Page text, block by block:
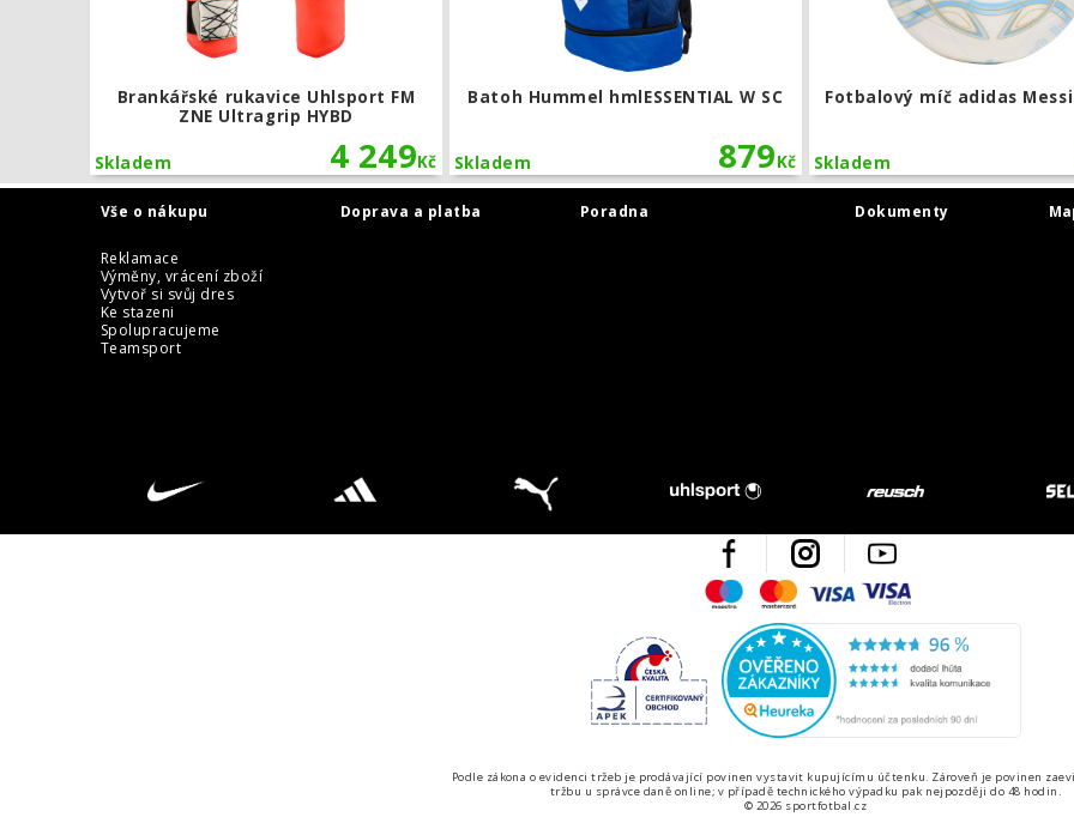
Brankářské rukavice Uhlsport FM
ZNE Ultragrip HYBD
4 249Kč
Skladem
Batoh Hummel hmlESSENTIAL W SC
879Kč
Skladem
Fotbalový míč adidas
Skladem
Vše o nákupu Doprava a platba Poradna
Reklamace
Výměny, vrácení zboží
Vytvoř si svůj dres
Ke stazeni
Spolupracujeme
Teamsport
Dokumenty
Facebook Instagram
MaestroMastercard
Visa
Česká kvalita
Podle zákona o evidenci tržeb je prodávající povinen vystavit kupujícímu účtenku. Zároveň je povinen
tržbu u správce daně online; v případě technického výpadku pak nejpozději do 48 hodin.
© 2026 sportfotbal.cz